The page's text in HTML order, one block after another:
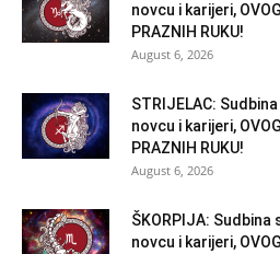
novcu i karijeri,
PRAZNIH RUKU!
August 6, 2026
STRIJELAC:
novcu i karijeri,
PRAZNIH RUKU!
August 6, 2026
ŠKORPIJA:
novcu i karijeri,